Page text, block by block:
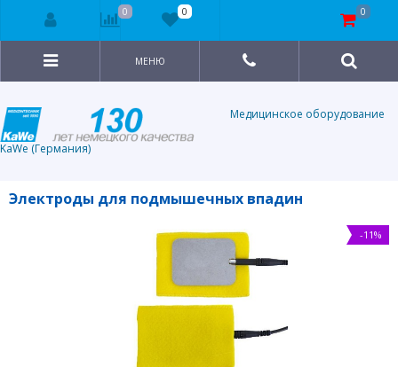
Медицинское оборудование
KaWe (Германия)
МЕНЮ
Электроды для подмышечных впадин
-11%
0 0 0